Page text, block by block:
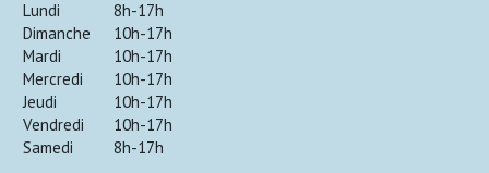
Lundi
8h-17h
Dimanche
10h-17h
Mardi
10h-17h
Mercredi
10h-17h
Jeudi
10h-17h
Vendredi
10h-17h
Samedi
8h-17h